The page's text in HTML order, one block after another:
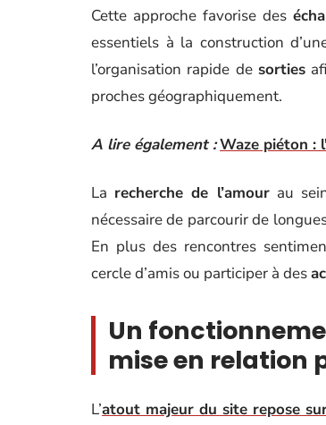
Cette approche favorise des
essentiels à la construction
l’organisation rapide de sorties
proches géographiquement.
A lire également :Waze piéton :
La recherche de l’amourau
nécessaire de parcourir de
En plus des rencontres
cercle d’amis ou participer à des
Un
mise en relation
L’atout majeur du site repose